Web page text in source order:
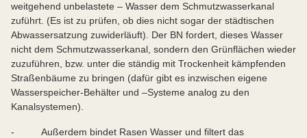
weitgehend unbelastete – Wasser dem Schmutzwasserkanal
zuführt. (Es ist zu prüfen, ob dies nicht sogar der städtischen
Abwassersatzung zuwiderläuft). Der BN fordert, dieses Wasser
nicht dem Schmutzwasserkanal, sondern den Grünflächen wieder
zuzuführen, bzw. unter die ständig mit Trockenheit kämpfenden
Straßenbäume zu bringen (dafür gibt es inzwischen eigene
Wasserspeicher-Behälter und –Systeme analog zu den
Kanalsystemen).
- Außerdem bindet Rasen Wasser und filtert das